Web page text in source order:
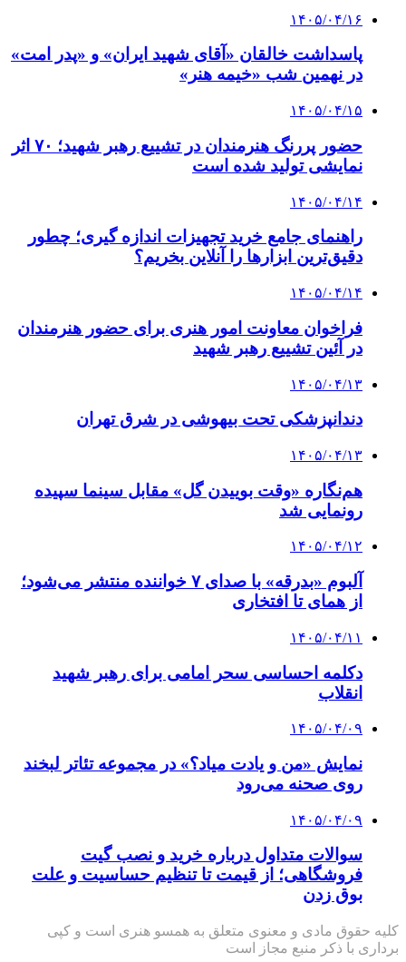
۱۴۰۵/۰۴/۱۶
پاسداشت خالقان «آقای شهید ایران» و «پدر امت»
در نهمین شب «خیمه هنر»
۱۴۰۵/۰۴/۱۵
حضور پررنگ هنرمندان در تشییع رهبر شهید؛ ۷۰ اثر
نمایشی تولید شده است
۱۴۰۵/۰۴/۱۴
راهنمای جامع خرید تجهیزات اندازه گیری؛ چطور
دقیق‌ترین ابزارها را آنلاین بخریم؟
۱۴۰۵/۰۴/۱۴
فراخوان معاونت امور هنری برای حضور هنرمندان
در آئین تشییع رهبر شهید
۱۴۰۵/۰۴/۱۳
دندانپزشکی تحت بیهوشی در شرق تهران
۱۴۰۵/۰۴/۱۳
هم‌نگاره «وقت بوییدن گل» مقابل سینما سپیده
رونمایی شد
۱۴۰۵/۰۴/۱۲
آلبوم «بدرقه» با صدای ۷ خواننده منتشر می‌شود؛
از همای تا افتخاری
۱۴۰۵/۰۴/۱۱
دکلمه‌ احساسی سحر امامی برای رهبر شهید
انقلاب
۱۴۰۵/۰۴/۰۹
نمایش «من و یادت میاد؟» در مجموعه تئاتر لبخند
روی صحنه می‌رود
۱۴۰۵/۰۴/۰۹
سوالات متداول درباره خرید و نصب گیت
فروشگاهی؛ از قیمت تا تنظیم حساسیت و علت
بوق زدن
کلیه حقوق مادی و معنوی متعلق به همسو هنری است و کپی
برداری با ذکر منبع مجاز است